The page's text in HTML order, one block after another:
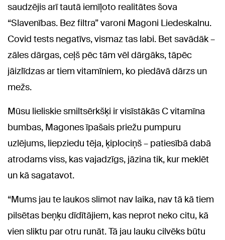
saudzējis arī tautā iemīļoto realitātes šova
“Slavenības. Bez filtra” varoni Magoni Liedeskalnu.
Covid tests negatīvs, vismaz tas labi. Bet savādāk –
zāles dārgas, ceļš pēc tām vēl dārgāks, tāpēc
jāizlīdzas ar tiem vitamīniem, ko piedāvā dārzs un
mežs.
Mūsu lieliskie smiltsērkšķi ir visīstākās C vitamīna
bumbas, Magones īpašais priežu pumpuru
uzlējums, liepziedu tēja, ķiplociņš – patiesībā dabā
atrodams viss, kas vajadzīgs, jāzina tik, kur meklēt
un kā sagatavot.
“Mums jau te laukos slimot nav laika, nav tā kā tiem
pilsētas beņķu dīdītājiem, kas neprot neko citu, kā
vien sliktu par otru runāt. Tā jau lauku cilvēks būtu